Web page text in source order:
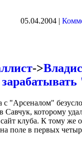
05.04.2004 |
->
с "Арсеналом"
Савчук, которому
клуба. К тому же
на поле в первых